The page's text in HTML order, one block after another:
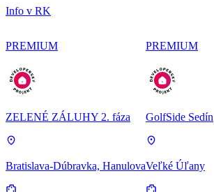
Info v RK
PREMIUM
ZELENÉ ZÁLUHY 2. fáza
Bratislava-Dúbravka, Hanulova
PREMIUM
GolfSide Sedín
Veľké Úľany